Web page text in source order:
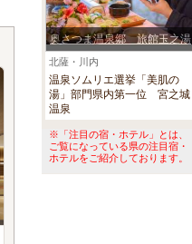
奥さつま温泉郷 旅館玉之湯
北薩・川内
温泉ソムリエ選挙「美肌の
湯」部門県内第一位 宮之城
温泉
※「注目の宿・ホテル」とは、
ご覧になっている県の注目宿・
ホテルをご紹介しております。